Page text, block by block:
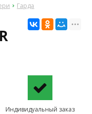
Гарда
Индивидуальный заказ